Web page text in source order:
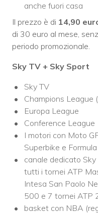
anche fuori casa
Il prezzo è di 14,90
di 30 euro al mese,
periodo promozionale.
Sky TV + Sky Sport
Sky TV
Champions
Europa League
Conference League
I motori con Moto
Superbike e
canale dedicato
tutti i tornei ATP
Intesa San Paolo
500 e 7 tornei ATP
basket con NBA